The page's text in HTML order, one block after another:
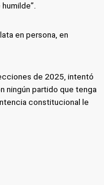
en persona, en
de 2025, intentó
ningún partido que tenga
constitucional le